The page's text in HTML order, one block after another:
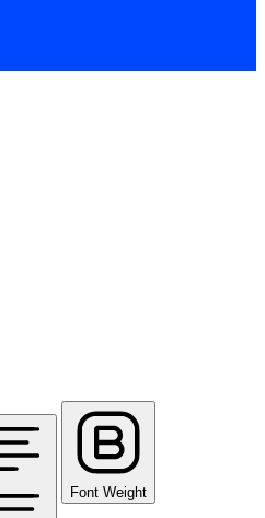
Font Weight